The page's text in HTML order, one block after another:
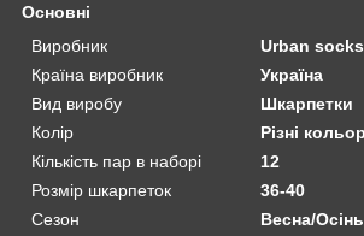
Основні
Виробник
Urban socks
Країна виробник
Україна
Вид виробу
Шкарпетки
Колір
Різні
Кількість пар в наборі
12
Розмір шкарпеток
36-40
Сезон
Весна/Осінь